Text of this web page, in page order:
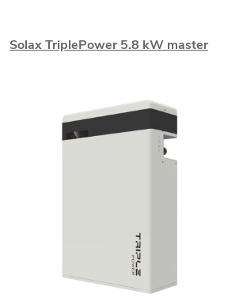
Solax TriplePower 5.8 kW master